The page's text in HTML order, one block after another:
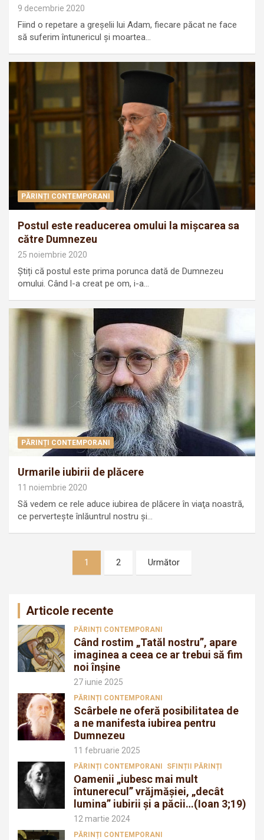
9 decembrie 2020
Fiind o repetare a greşelii lui Adam, fiecare păcat ne face
să suferim întunericul şi moartea…
PĂRINȚI CONTEMPORANI
Postul este readucerea omului la mișcarea sa
către Dumnezeu
25 noiembrie 2020
Știți că postul este prima porunca dată de Dumnezeu
omului. Când l-a creat pe om, i-a…
PĂRINȚI CONTEMPORANI
Urmarile iubirii de plăcere
11 noiembrie 2020
Să vedem ce rele aduce iubirea de plăcere în viaţa noastră,
ce perverteşte înlăuntrul nostru şi…
1 2 Următor
Articole recente
PĂRINȚI CONTEMPORANI
Când rostim „Tatăl nostru”, apare
imaginea a ceea ce ar trebui să fim
noi înșine
27 iunie 2025
PĂRINȚI CONTEMPORANI
Scârbele ne oferă posibilitatea de
a ne manifesta iubirea pentru
Dumnezeu
11 februarie 2025
PĂRINȚI CONTEMPORANI SFINȚII PĂRINȚI
Oamenii „iubesc mai mult
întunerecul” vrăjmăşiei, „decât
lumina” iubirii şi a păcii…(Ioan 3;19)
12 martie 2024
PĂRINȚI CONTEMPORANI